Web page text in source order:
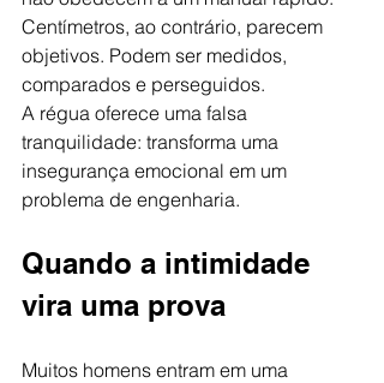
Centímetros, ao contrário, parecem
objetivos. Podem ser medidos,
comparados e perseguidos.
A régua oferece uma falsa
tranquilidade: transforma uma
insegurança emocional em um
problema de engenharia.
Quando a intimidade
vira uma prova
Muitos homens entram em uma